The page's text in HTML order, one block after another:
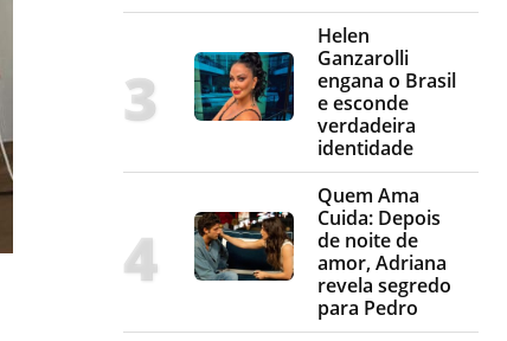
Helen
Ganzarolli
engana o Brasil
e esconde
verdadeira
identidade
Quem Ama
Cuida: Depois
de noite de
amor, Adriana
revela segredo
para Pedro